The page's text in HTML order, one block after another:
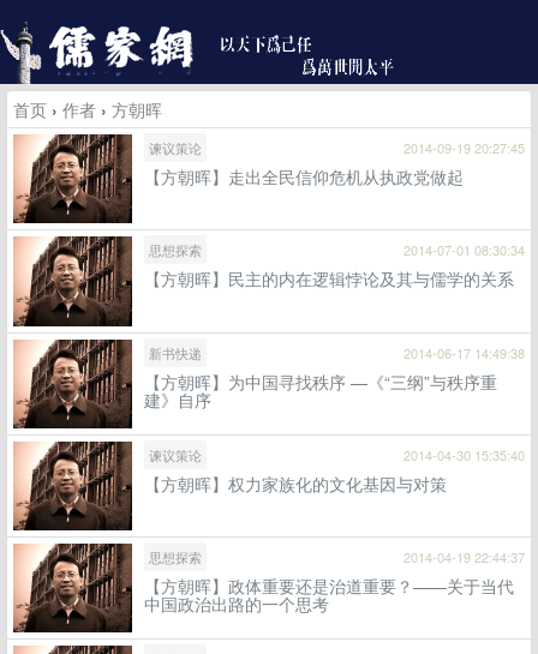
首页 › 作者 › 方朝晖
谏议策论 2014-09-19 20:27:45
【方朝晖】走出全民信仰危机从执政党做起
思想探索 2014-07-01 08:30:34
【方朝晖】民主的内在逻辑悖论及其与儒学的关系
新书快递 2014-06-17 14:49:38
【方朝晖】为中国寻找秩序 —《“三纲”与秩序重
建》自序
谏议策论 2014-04-30 15:35:40
【方朝晖】权力家族化的文化基因与对策
思想探索 2014-04-19 22:44:37
【方朝晖】政体重要还是治道重要？——关于当代
中国政治出路的一个思考